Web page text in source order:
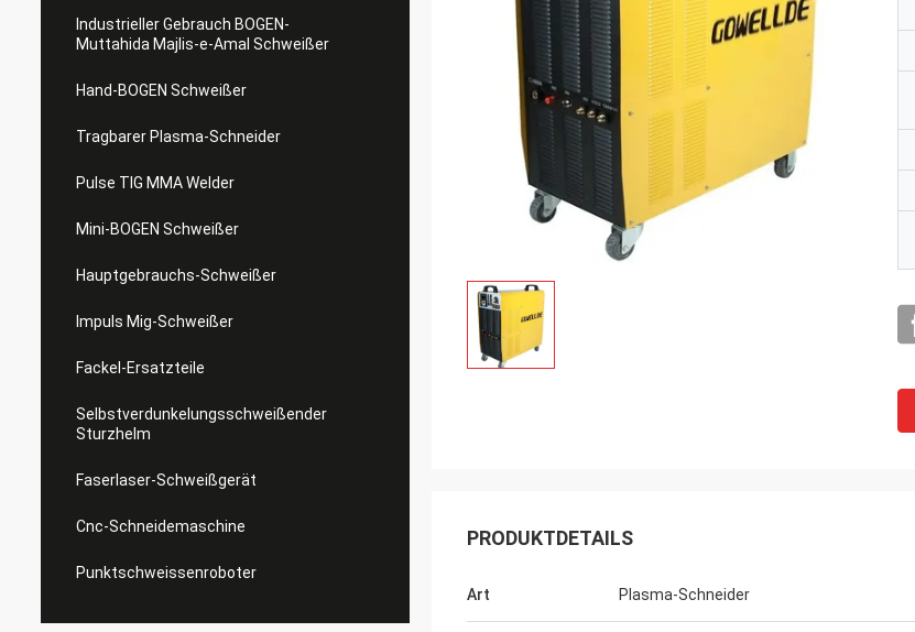
Industrieller Gebrauch BOGEN-
Muttahida Majlis-e-Amal Schweißer
Hand-BOGEN Schweißer
Tragbarer Plasma-Schneider
Pulse TIG MMA Welder
Mini-BOGEN Schweißer
Hauptgebrauchs-Schweißer
Impuls Mig-Schweißer
Fackel-Ersatzteile
Selbstverdunkelungsschweißender
Sturzhelm
Faserlaser-Schweißgerät
Cnc-Schneidemaschine
Punktschweissenroboter
PRODUKTDETAILS
Art Plasma-Schneider